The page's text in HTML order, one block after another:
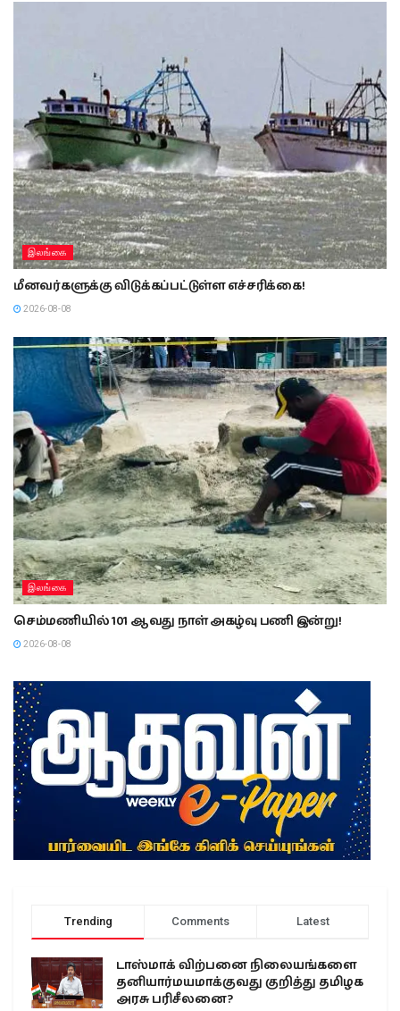
இலங்கை
மீனவர்களுக்கு விடுக்கப்பட்டுள்ள எச்சரிக்கை!
2026-08-08
இலங்கை
செம்மணியில் 101 ஆவது நாள் அகழ்வு பணி இன்று!
2026-08-08
Trending Comments Latest
டாஸ்மாக் விற்பனை நிலையங்களை
தனியார்மயமாக்குவது குறித்து தமிழக
அரசு பரிசீலனை?